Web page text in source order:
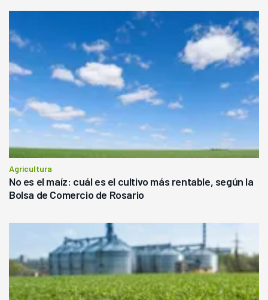
Agricultura
No es el maíz: cuál es el cultivo más rentable, según la
Bolsa de Comercio de Rosario